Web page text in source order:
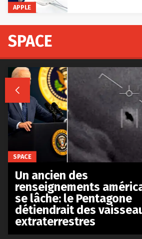
APPLE
SPACE

SPACE
Un ancien des
renseignements
se lâche: le Pentagone
détiendrait des
extraterrestres